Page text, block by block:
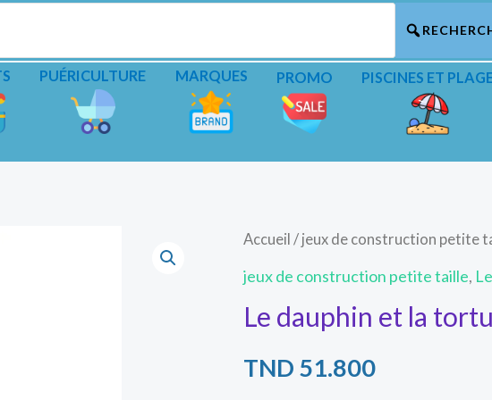
PUÉRICULTURE MARQUES PROMO PISCINES ET
Accueil / jeux de construction petite
jeux de construction petite taille,
Le dauphin et la
TND 51.800